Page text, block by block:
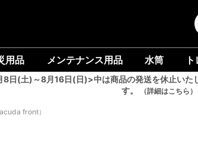
用品 メンテナンス用品 水筒
日(土)～8月16日(日)>中は商品の発送を休止い
す。
（詳細はこちら）
front）